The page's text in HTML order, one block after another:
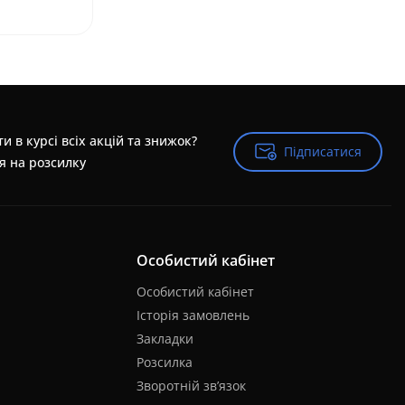
в курсі всіх акцій та знижок?
на розсилку
Підписатися
Підписатися
Особистий кабінет
Особистий кабінет
Історія замовлень
Закладки
Розсилка
Зворотній зв’язок